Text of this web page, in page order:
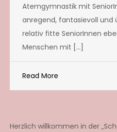
Atemgymnastik mit
anregend, fantasievoll und
relativ fitte SeniorInnen
Menschen mit […]
Read More
Herzlich willkommen in der